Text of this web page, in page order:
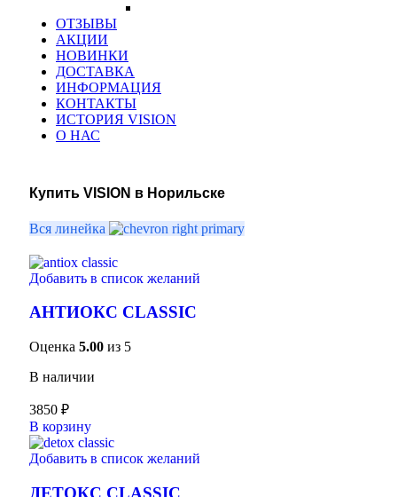
ОТЗЫВЫ
АКЦИИ
НОВИНКИ
ДОСТАВКА
ИНФОРМАЦИЯ
КОНТАКТЫ
ИСТОРИЯ VISION
О НАС
Купить VISION в Норильске
Вся линейка
Добавить в список желаний
АНТИОКС CLASSIC
Оценка 5.00 из 5
В наличии
3850 ₽
В корзину
Добавить в список желаний
ДЕТОКС CLASSIC